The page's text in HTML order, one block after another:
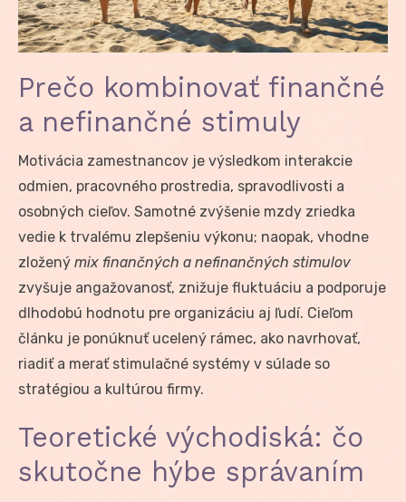
Prečo kombinovať finančné
a nefinančné stimuly
Motivácia zamestnancov je výsledkom interakcie
odmien, pracovného prostredia, spravodlivosti a
osobných cieľov. Samotné zvýšenie mzdy zriedka
vedie k trvalému zlepšeniu výkonu; naopak, vhodne
zložený mix finančných a nefinančných stimulov
zvyšuje angažovanosť, znižuje fluktuáciu a podporuje
dlhodobú hodnotu pre organizáciu aj ľudí. Cieľom
článku je ponúknuť ucelený rámec, ako navrhovať,
riadiť a merať stimulačné systémy v súlade so
stratégiou a kultúrou firmy.
Teoretické východiská: čo
skutočne hýbe správaním